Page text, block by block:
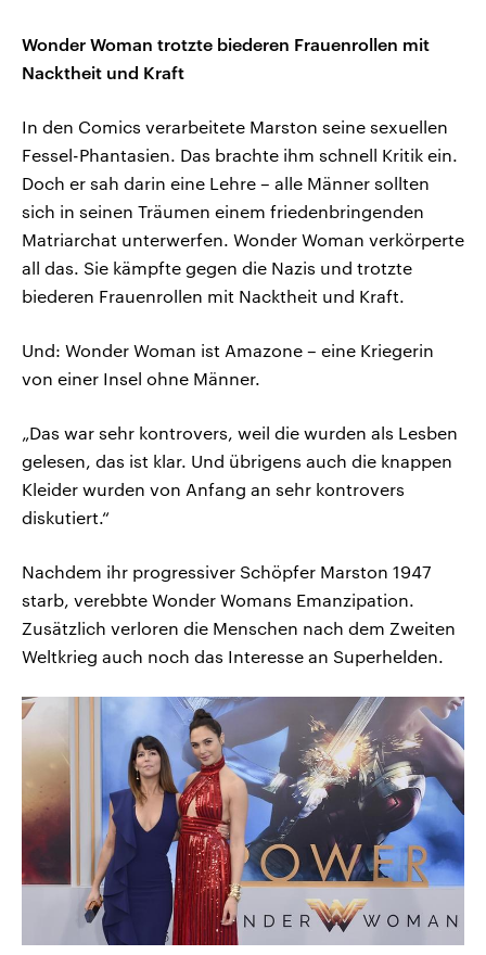
Wonder Woman trotzte biederen Frauenrollen mit
Nacktheit und Kraft
In den Comics verarbeitete Marston seine sexuellen
Fessel-Phantasien. Das brachte ihm schnell Kritik ein.
Doch er sah darin eine Lehre – alle Männer sollten
sich in seinen Träumen einem friedenbringenden
Matriarchat unterwerfen. Wonder Woman verkörperte
all das. Sie kämpfte gegen die Nazis und trotzte
biederen Frauenrollen mit Nacktheit und Kraft.
Und: Wonder Woman ist Amazone – eine Kriegerin
von einer Insel ohne Männer.
„Das war sehr kontrovers, weil die wurden als Lesben
gelesen, das ist klar. Und übrigens auch die knappen
Kleider wurden von Anfang an sehr kontrovers
diskutiert.“
Nachdem ihr progressiver Schöpfer Marston 1947
starb, verebbte Wonder Womans Emanzipation.
Zusätzlich verloren die Menschen nach dem Zweiten
Weltkrieg auch noch das Interesse an Superhelden.